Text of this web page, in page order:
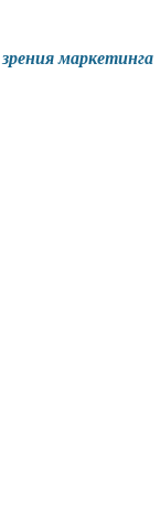
маркетинга